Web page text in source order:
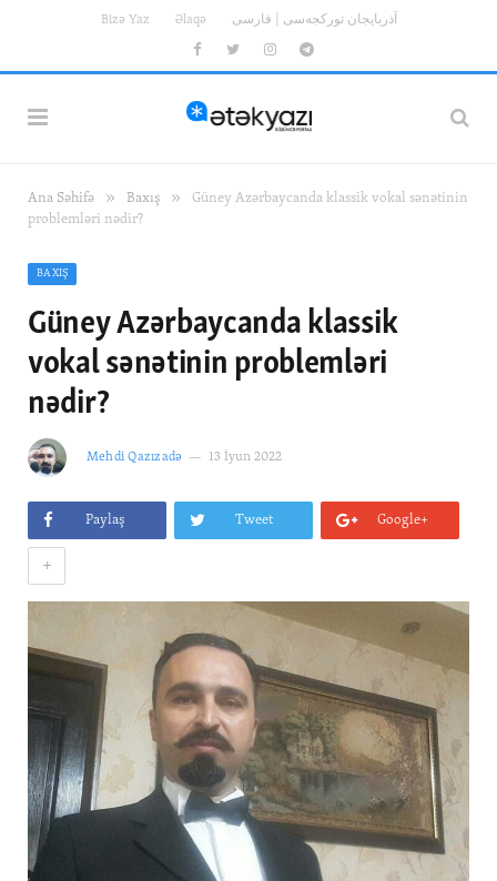
Bizə Yaz Əlaqə آذربایجان تورکجه‌سی | فارسی
FacebookTwitterInstagramTelegram
Ana Səhifə » Baxış »
Güney Azərbaycanda klassik vokal sənətinin
problemləri nədir?
BAXIŞ
Güney Azərbaycanda klassik
vokal sənətinin problemləri
nədir?
Mehdi Qazızadə 13 İyun 2022
Paylaş Tweet Google+
+